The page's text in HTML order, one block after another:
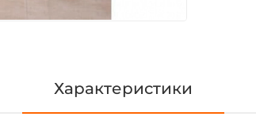
Характеристики